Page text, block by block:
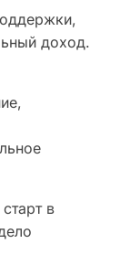
доход.
в